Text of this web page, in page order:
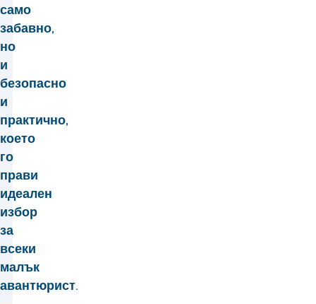
само
забавно,
но
и
безопасно
и
практично,
което
го
прави
идеален
избор
за
всеки
малък
авантюрист.